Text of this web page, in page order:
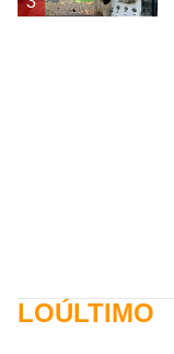
LOÚLTIMO